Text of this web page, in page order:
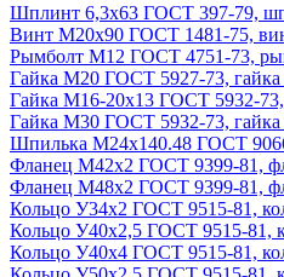
Шплинт 6,3х63 ГОСТ 397-79,
Винт М20х90 ГОСТ 1481-75,
Рымболт М12 ГОСТ 4751-73,
Гайка М20 ГОСТ 5927-73,
Гайка М16-20х13 ГОСТ 5932-
Гайка М30 ГОСТ 5932-73,
Шпилька М24х140.48 ГОСТ
Фланец М42х2 ГОСТ 9399-81,
Фланец М48х2 ГОСТ 9399-81,
Кольцо У34х2 ГОСТ 9515-81,
Кольцо У40х2,5 ГОСТ 9515-81,
Кольцо У40х4 ГОСТ 9515-81,